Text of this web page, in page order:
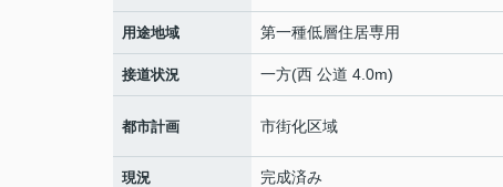
用途地域 第一種低層住居専用
接道状況 一方(西 公道 4.0m)
都市計画 市街化区域
現況 完成済み